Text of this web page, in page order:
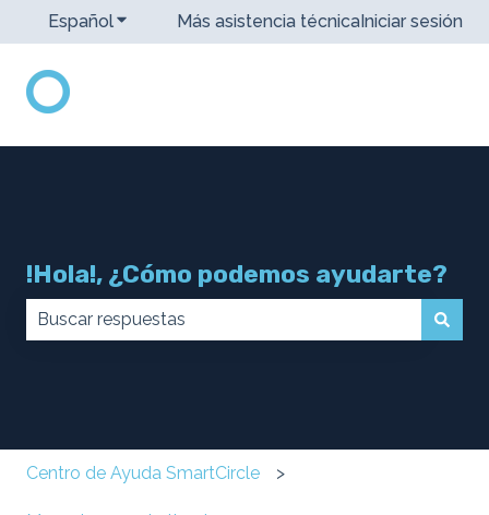
EspañolTraducciones de Mostrar submenú de
Más asistencia técnicaIniciar sesión
!Hola!, ¿Cómo podemos ayudarte?
Centro de Ayuda SmartCircle